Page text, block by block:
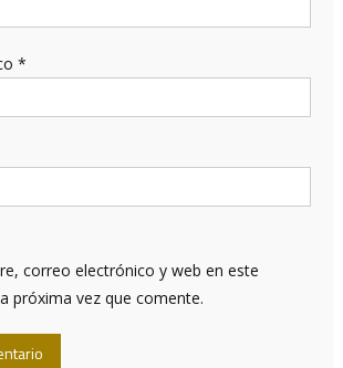
*
correo electrónico y web en este
próxima vez que comente.